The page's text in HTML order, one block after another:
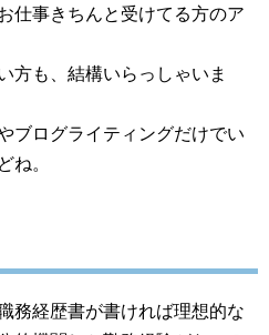
仕事きちんと受けてる方のア
方も、結構いらっしゃいま
ブログライティングだけでい
ね。
務経歴書が書ければ理想的な